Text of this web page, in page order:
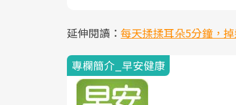
延伸閱讀： 每天揉揉耳朵5分鐘，
專欄簡介_早安健康